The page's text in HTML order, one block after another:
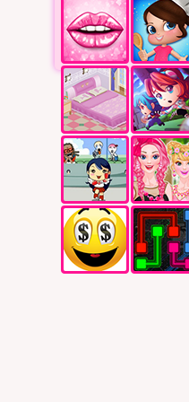
Считали бы тебя красивой в…
Какая у тебя волшебная…